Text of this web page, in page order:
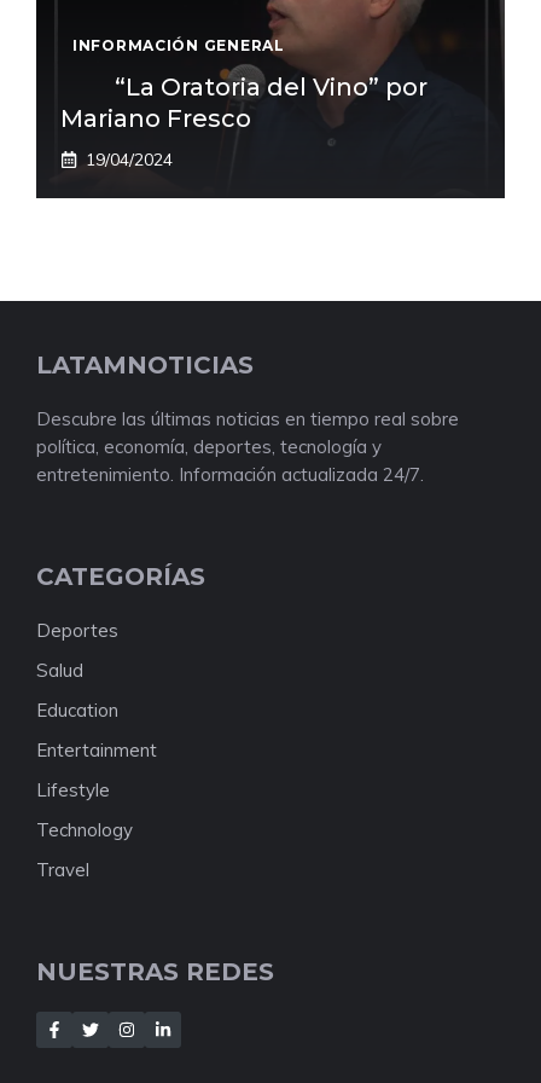
INFORMACIÓN GENERAL
“La Oratoria del Vino” por
Mariano Fresco
19/04/2024
LATAMNOTICIAS
Descubre las últimas noticias en tiempo real sobre
política, economía, deportes, tecnología y
entretenimiento. Información actualizada 24/7.
CATEGORÍAS
Deportes
Salud
Education
Entertainment
Lifestyle
Technology
Travel
NUESTRAS REDES